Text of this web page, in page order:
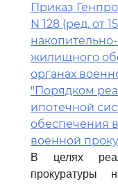
Приказ
N 128 (ред. от
жилищного
органах
"Порядком
ипотечной
обеспечения
военной
В целях
прокуратуры